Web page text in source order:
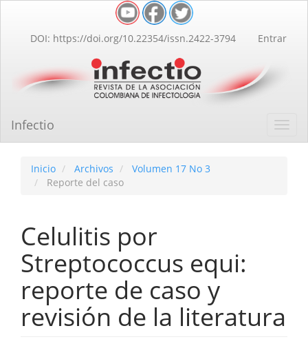
Contenido
principal
lateral
DOI: https://doi.org/10.22354/issn.2422-3794 Entrar
Infectio
Inicio Archivos
Volumen 17 No 3
Reporte del caso
Celulitis por
Streptococcus equi:
reporte de caso y
revisión de la literatura